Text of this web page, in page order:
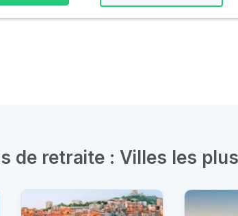
de retraite : Villes les